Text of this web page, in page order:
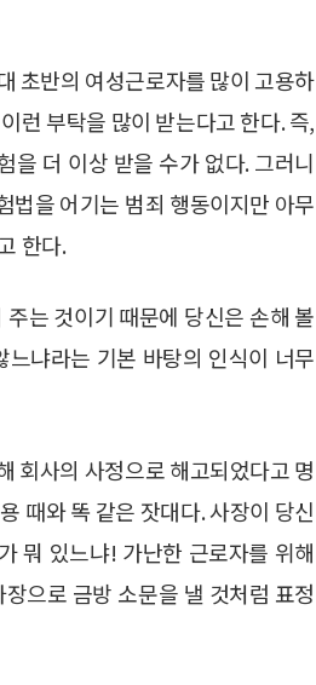
초반의 여성근로자를 많이 고용하
런 부탁을 많이 받는다고 한다. 즉,
을 더 이상 받을 수가 없다. 그러니
법을 어기는 범죄 행동이지만 아무
한다.
는 것이기 때문에 당신은 손해 볼
냐라는 기본 바탕의 인식이 너무
회사의 사정으로 해고되었다고 명
때와 똑 같은 잣대다. 사장이 당신
뭐 있느냐! 가난한 근로자를 위해
으로 금방 소문을 낼 것처럼 표정